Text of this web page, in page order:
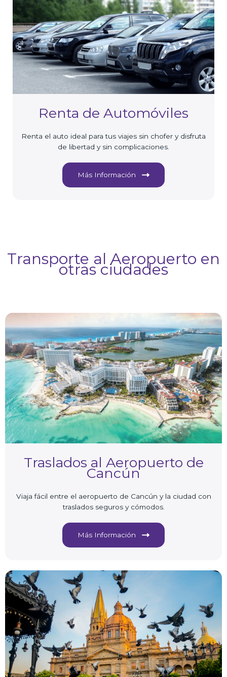
Renta de Automóviles
Renta el auto ideal para tus viajes sin chofer y disfruta
de libertad y sin complicaciones.
Más Información
Transporte al Aeropuerto en
otras ciudades
Traslados al Aeropuerto de
Cancún
Viaja fácil entre el aeropuerto de Cancún y la ciudad con
traslados seguros y cómodos.
Más Información